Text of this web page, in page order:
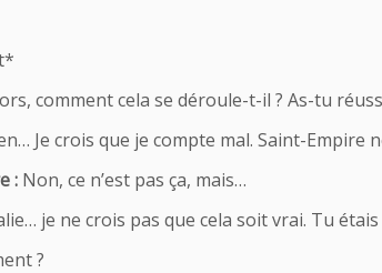
comment cela se déroule-t-il ? As-tu
Je crois que je compte mal. Saint-Empire
: Non, ce n’est pas ça, mais…
je ne crois pas que cela soit vrai. Tu
?